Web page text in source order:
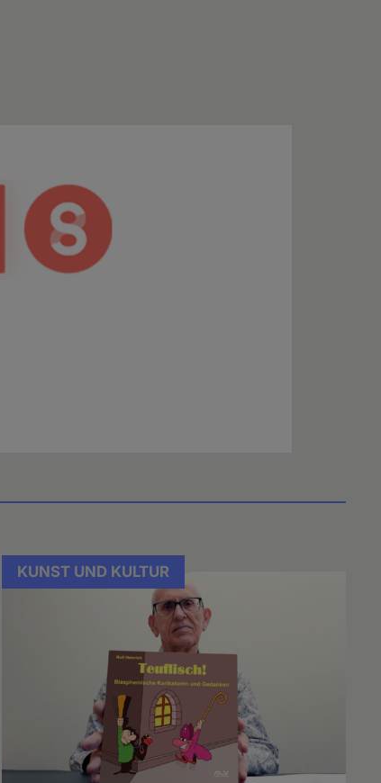
KUNST UND KULTUR